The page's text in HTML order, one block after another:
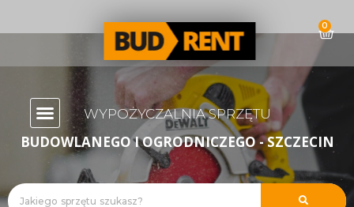
0
WYPOŻYCZALNIA SPRZĘTU
BUDOWLANEGO I OGRODNICZEGO - SZCZECIN